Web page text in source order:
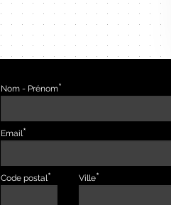
Nom - Prénom
Email
Code postal Ville